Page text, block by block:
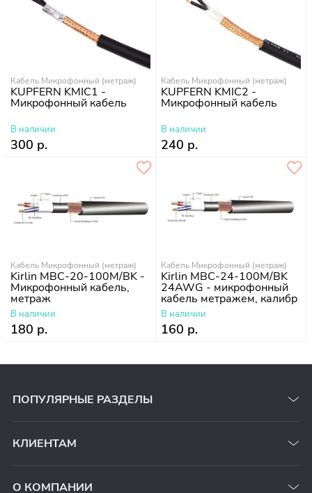
Кабель Микрофонный (метраж)
KUPFERN KMIC1 -
Микрофонный кабель
В наличии
300 р.
Кабель Микрофонный (метраж)
KUPFERN KMIC2 -
Микрофонный кабель
В наличии
240 р.
Кабель Микрофонный (метраж)
Kirlin MBC-20-100M/BK -
Микрофонный кабель,
метраж
В наличии
180 р.
Кабель Микрофонный (метраж)
Kirlin MBC-24-100M/BK
24AWG - микрофонный
кабель метражем, калибр
24AWG
В наличии
160 р.
ПОПУЛЯРНЫЕ РАЗДЕЛЫ
КЛИЕНТАМ
О КОМПАНИИ